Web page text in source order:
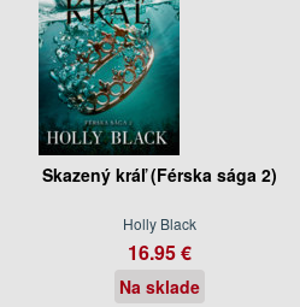
Skazený kráľ (Férska sága 2)
Holly Black
16.95 €
Na sklade